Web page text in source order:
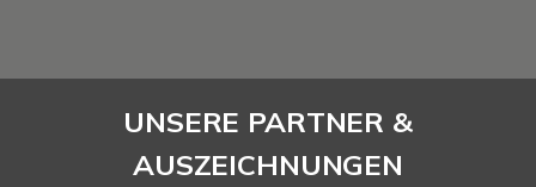
UNSERE PARTNER &
AUSZEICHNUNGEN